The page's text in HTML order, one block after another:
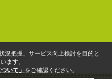
況把握、サービス向上検討を目的と
ます。
いて」 をご確認ください。